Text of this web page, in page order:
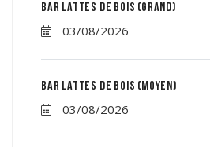
Bar lattes de bois (grand)
03/08/2026
Bar lattes de bois (moyen)
03/08/2026